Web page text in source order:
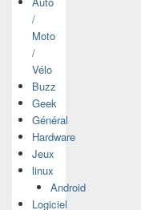
/
Moto
/
Vélo
Buzz
Geek
Général
Hardware
Jeux
linux
Android
Logiciel